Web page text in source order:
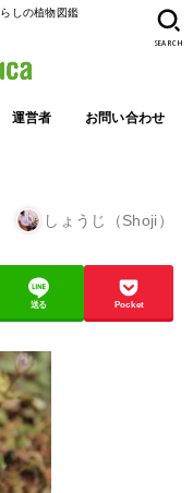
しの植物図鑑
運営者 お問い合わせ
SEARCH
しょうじ（Shoji）
送る Pocket